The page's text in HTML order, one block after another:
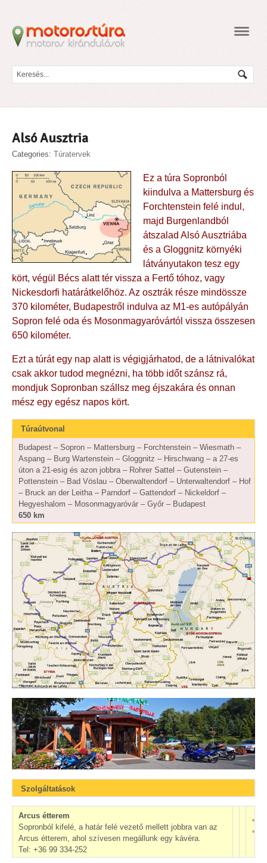
Alsó Ausztria
Categories: Túratervek
Ez a túra Sopronból
kiindulva a Mattersburg és
Forchtenstein felé indul,
majd Burgenlandból
átszalad Alsó Ausztriába
és a Gloggnitz környéki
látványutakon tesz egy
kört, végül Bécs alatt tér vissza a Fertő tóhoz, vagy
Nickesdorfi határátkelőhöz. Az osztrák része mindössze
370 kilométer, Budapestről indulva az M1-es autópályán
Sopron felé oda és Mosonmagyaróvártól vissza összesen
650 kilométer.
Ezt a túrát egy nap alatt is végigjárhatod, de a látnivalókat
csak akkor tudod megnézni, ha több időt szánsz rá,
mondjuk Sopronban szállsz meg éjszakára és onnan
mész egy egész napos kört.
Túraútvonal
Budapest – Sopron – Mattersburg – Forchtenstein – Wiesmath –
Aspang – Burg Wartenstein – Gloggnitz – Hirschwang – a 27-es
úton a 21-esig és azon jobbra – Rohrer Sattel – Gutenstein –
Pottenstein – Bad Vöslau – Oberwaltendorf – Unterwaltendorf – Hof
– Bruck an der Leitha – Parndorf – Gattendorf – Nickeldorf –
Hegyeshalom – Mosonmagyaróvár – Győr – Budapest
650 km
Szolgáltatások
Arcus étterem
Sopronból kifelé, a határ felé vezető mellett jobbra van az
Arcus étterem, ahol szívesen megállunk egy kávéra.
Tel: +36 99 334-252